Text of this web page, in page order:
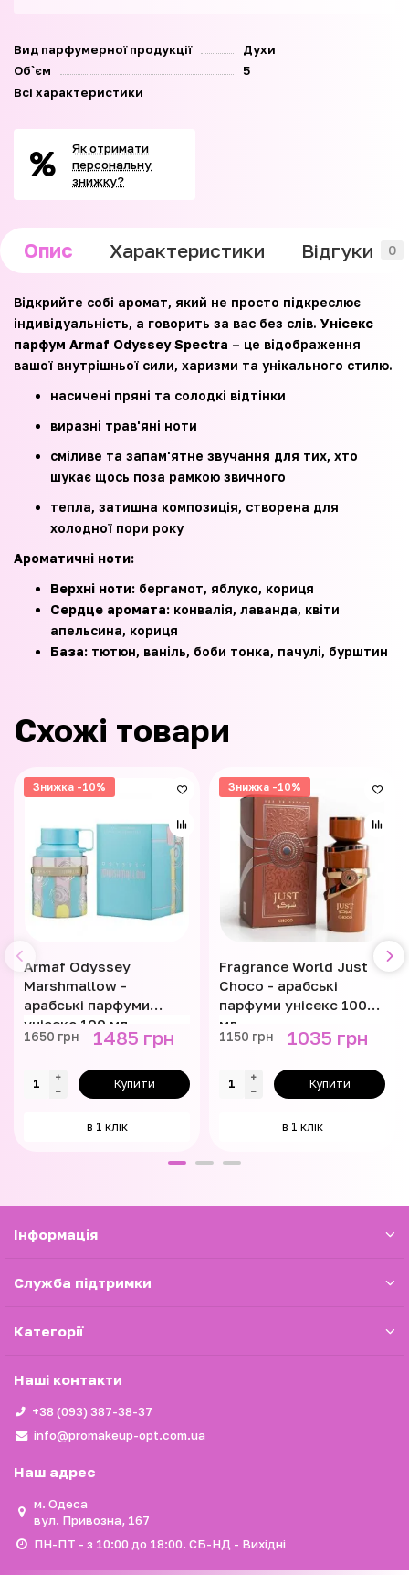
Вид парфумерної продукції
Духи
Об`єм
5
Всі характеристики
Як отримати
персональну
знижку?
Опис Характеристики Відгуки 0
Відкрийте собі аромат, який не просто підкреслює
індивідуальність, а говорить за вас без слів. Унісекс
парфум Armaf Odyssey Spectra – це відображення
вашої внутрішньої сили, харизми та унікального стилю.
насичені пряні та солодкі відтінки
виразні трав'яні ноти
сміливе та запам'ятне звучання для тих, хто
шукає щось поза рамкою звичного
тепла, затишна композиція, створена для
холодної пори року
Ароматичні ноти:
Верхні ноти: бергамот, яблуко, кориця
Сердце аромата: конвалія, лаванда, квіти
апельсина, кориця
База: тютюн, ваніль, боби тонка, пачулі, бурштин
Схожі товари
Знижка -10%
Armaf Odyssey
Marshmallow -
арабські парфуми
унісекс 100 мл
1650 грн 1485 грн
Купити
в 1 клік
Знижка -10%
Fragrance World Just
Choco - арабські
парфуми унісекс 100
мл
1150 грн 1035 грн
Купити
в 1 клік
Iнформація
Служба підтримки
Категорії
Наші контакти
+38 (093) 387-38-37
info@promakeup-opt.com.ua
Наш адрес
м. Одеса
вул. Привозна, 167
ПН-ПТ - з 10:00 до 18:00. СБ-НД - Вихідні